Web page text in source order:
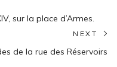
sur la place d’Armes.
NEXT
de la rue des Réservoirs